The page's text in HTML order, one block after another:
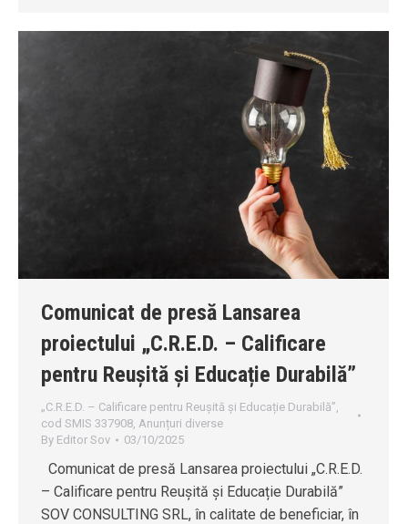
Comunicat de presă Lansarea
proiectului „C.R.E.D. – Calificare
pentru Reușită și Educație Durabilă”
„C.R.E.D. – Calificare pentru Reușită și Educație Durabilă”,
cod SMIS 337908 Anunțuri diverse
By Editor Sov 03/10/2025
Comunicat de presă Lansarea proiectului „C.R.E.D.
– Calificare pentru Reușită și Educație Durabilă”
SOV CONSULTING SRL, în calitate de beneficiar, în